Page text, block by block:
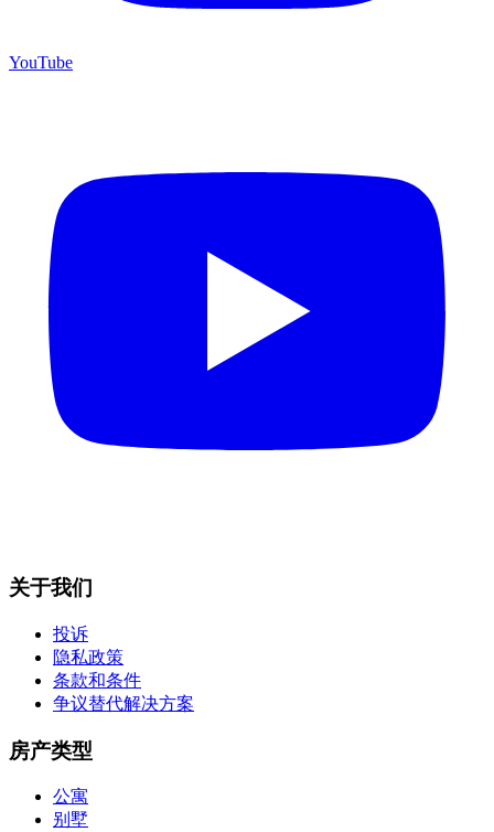
YouTube
关于我们
投诉
隐私政策
条款和条件
争议替代解决方案
房产类型
公寓
别墅